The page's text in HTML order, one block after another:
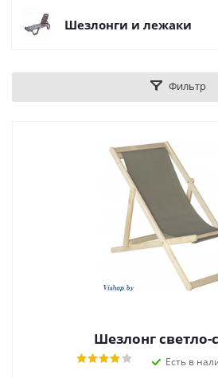
Шезлонги и лежаки
Фильтр
Шезлонг светло-
Есть в